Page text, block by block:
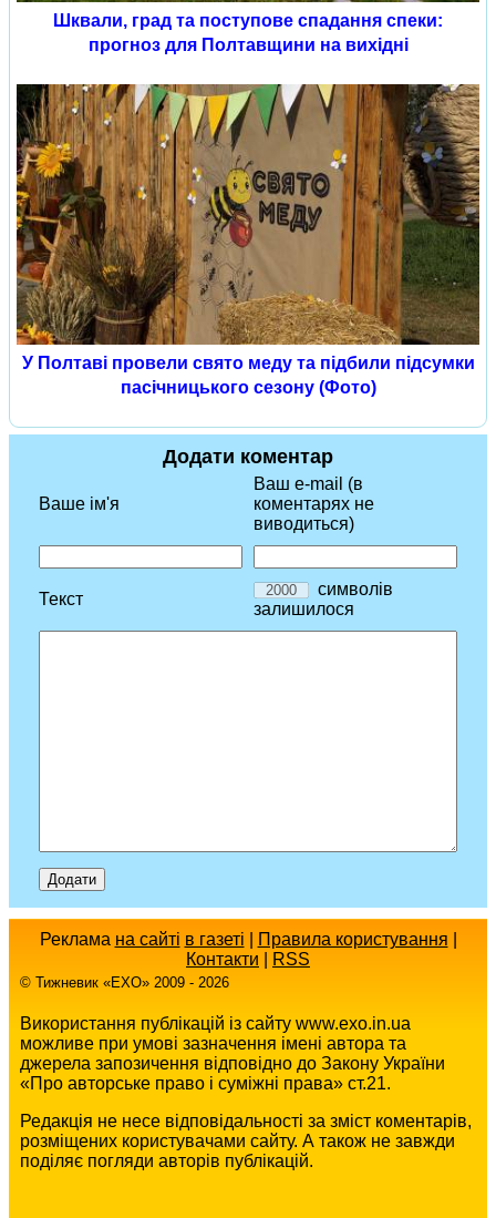
Шквали, град та поступове спадання спеки:
прогноз для Полтавщини на вихідні
У Полтаві провели свято меду та підбили підсумки
пасічницького сезону (Фото)
Додати коментар
Ваше ім'я
Ваш e-mail (в
коментарях не
виводиться)
Текст
символів
залишилося
Реклама на сайті в газеті Правила користування
Контакти
RSS
© Тижневик «EХO» 2009 - 2026
Використання публікацій із сайту www.exo.in.ua
можливе при умові зазначення імені автора та
джерела запозичення відповідно до Закону України
«Про авторське право і суміжні права» ст.21.
Редакція не несе відповідальності за зміст коментарів,
розміщених користувачами сайту. А також не завжди
поділяє погляди авторів публікацій.